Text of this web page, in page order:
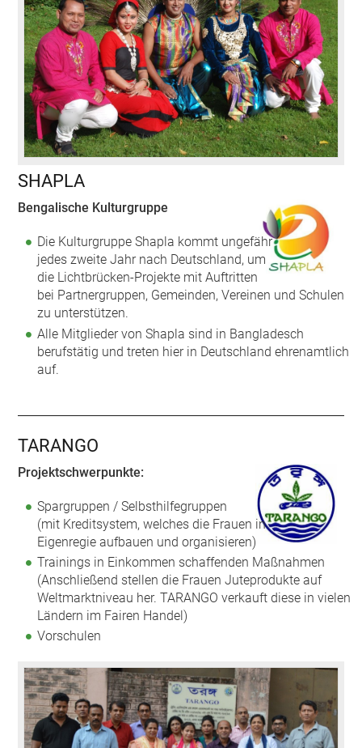
SHAPLA
Bengalische Kulturgruppe
Die Kulturgruppe Shapla kommt ungefähr
jedes zweite Jahr nach Deutschland, um
die Lichtbrücken-Projekte mit Auftritten
bei Partnergruppen, Gemeinden, Vereinen und Schulen
zu unterstützen.
Alle Mitglieder von Shapla sind in Bangladesch
berufstätig und treten hier in Deutschland ehrenamtlich
auf.
TARANGO
Projektschwerpunkte:
Spargruppen / Selbsthilfegruppen
(mit Kreditsystem, welches die Frauen in
Eigenregie aufbauen und organisieren)
Trainings in Einkommen schaffenden Maßnahmen
(Anschließend stellen die Frauen Juteprodukte auf
Weltmarktniveau her. TARANGO verkauft diese in vielen
Ländern im Fairen Handel)
Vorschulen